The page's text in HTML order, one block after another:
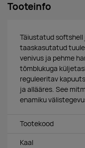
Tooteinfo
Täiustatud softshell
taaskasutatud
venivus ja pehme
tõmblukuga
reguleeritav
ja allääres. See
enamiku
Tootekood
Kaal